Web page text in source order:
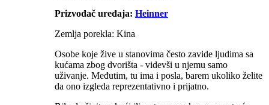
Prizvođač uređaja: Heinner
Zemlja porekla: Kina
Osobe koje žive u stanovima često zavide ljudima sa
kućama zbog dvorišta - videvši u njemu samo
uživanje. Međutim, tu ima i posla, barem ukoliko želite
da ono izgleda reprezentativno i prijatno.